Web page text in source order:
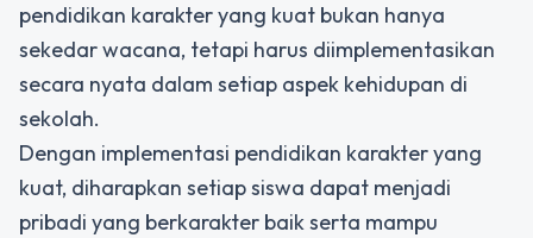
pendidikan karakter yang kuat bukan hanya
sekedar wacana, tetapi harus diimplementasikan
secara nyata dalam setiap aspek kehidupan di
sekolah.
Dengan implementasi pendidikan karakter yang
kuat, diharapkan setiap siswa dapat menjadi
pribadi yang berkarakter baik serta mampu